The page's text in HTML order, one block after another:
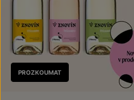
Nově
v prodeji
PROZKOUMAT